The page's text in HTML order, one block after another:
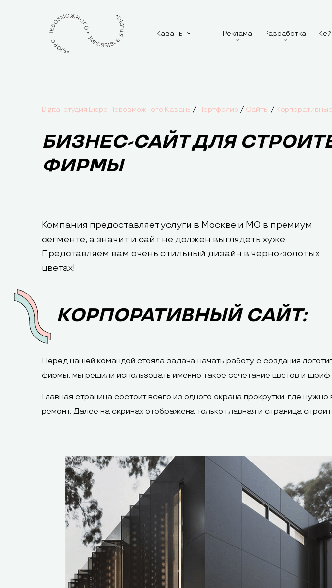
Казань Реклама Разработка
Digital студия Бюро Невозможного Казань / Портфолио / Сайты /
БИЗНЕС-САЙТ ДЛЯ
ФИРМЫ
Компания предоставляет услуги в Москве и МО в премиум
сегменте, а значит и сайт не должен выглядеть хуже.
Представляем вам очень стильный дизайн в черно-золотых
цветах!
КОРПОРАТИВНЫЙ САЙТ:
Перед нашей командой стояла задача начать работу с создания
фирмы, мы решили использовать именно такое сочетание цветов и
Главная страница состоит всего из одного экрана прокрутки, где
ремонт. Далее на скринах отображена только главная и страница